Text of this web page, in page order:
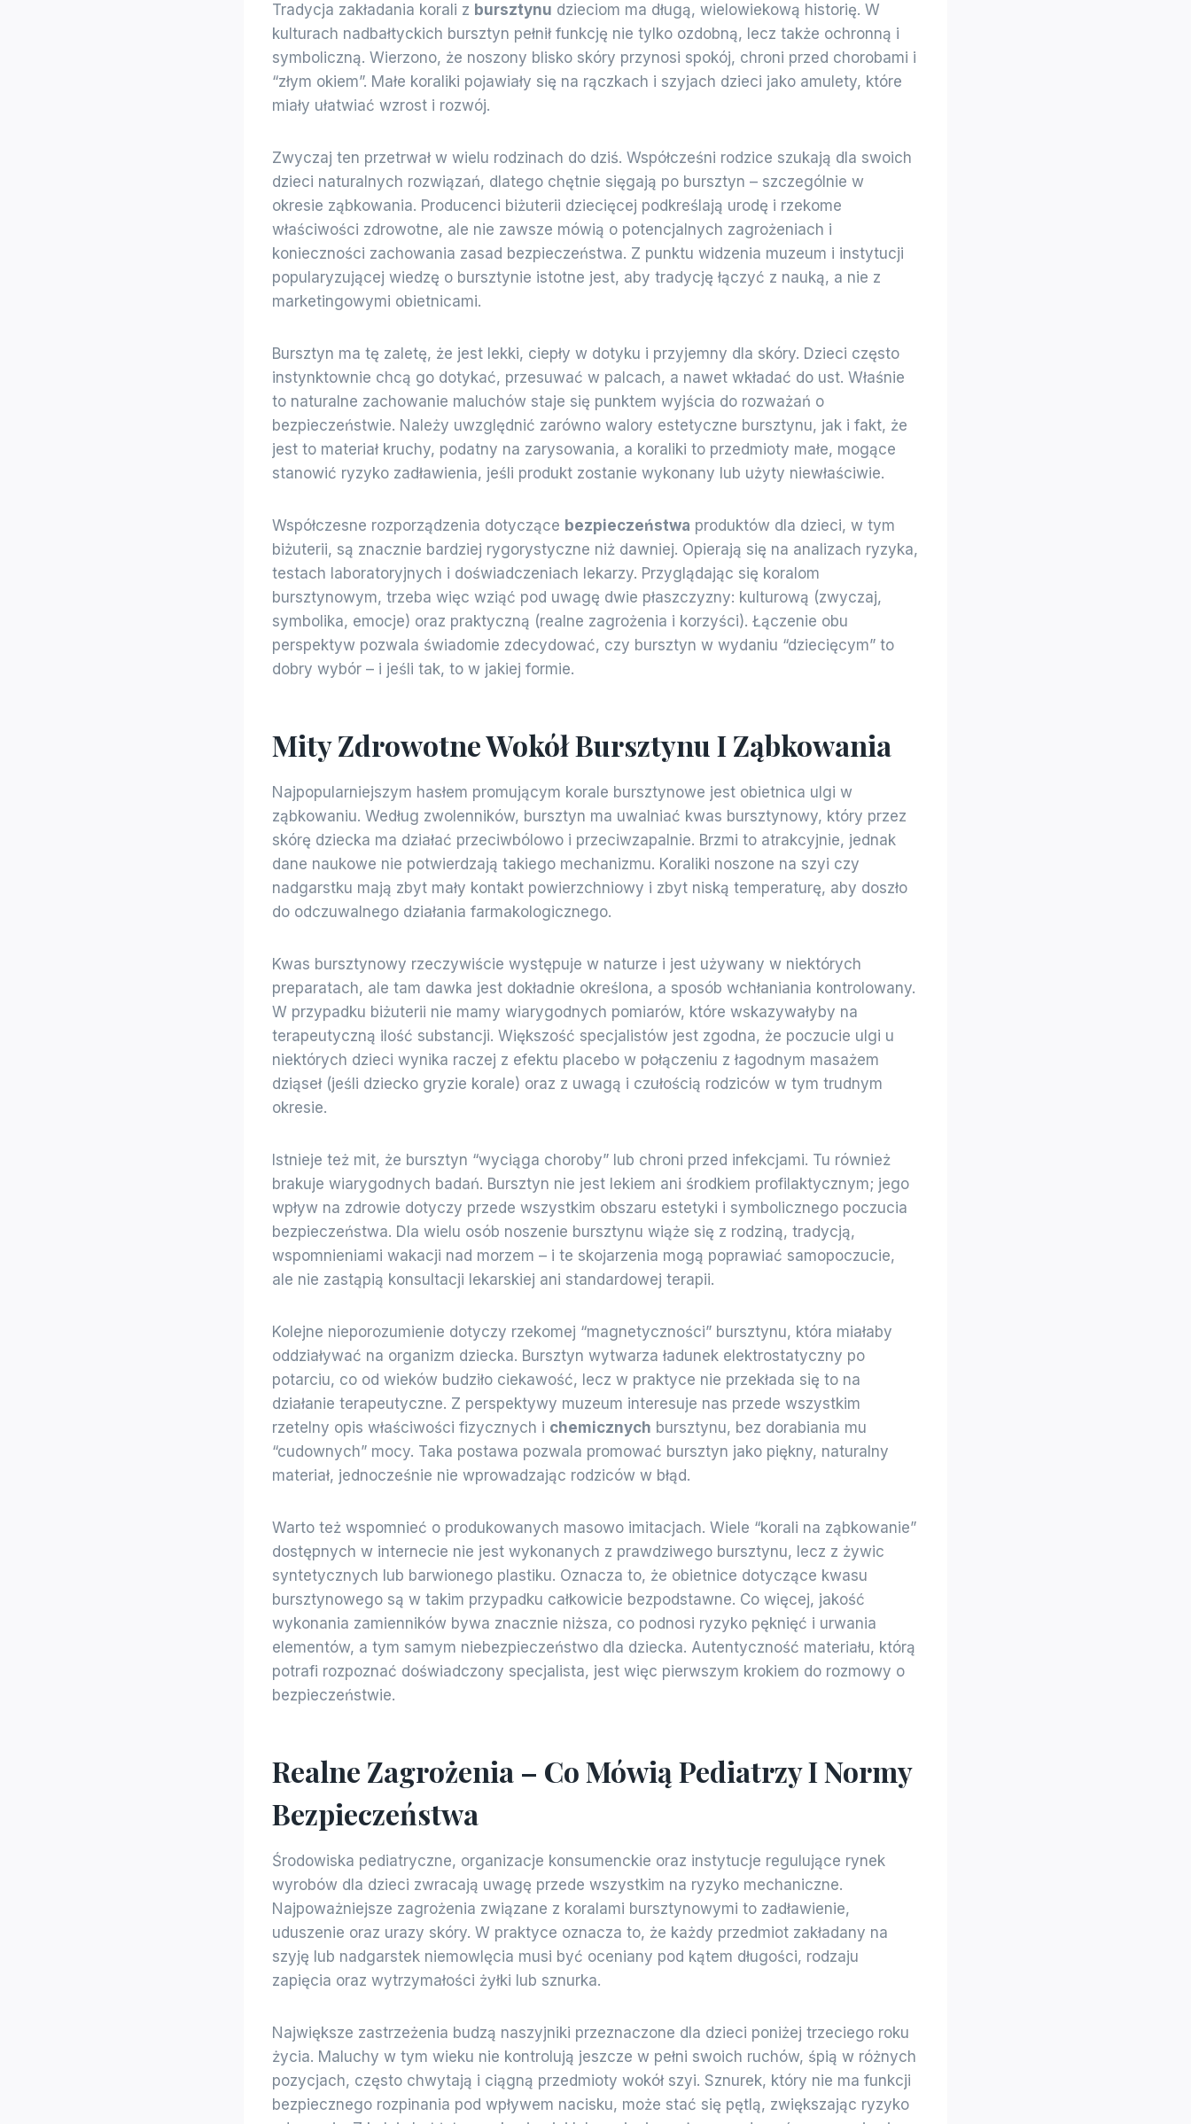
Tradycja zakładania korali z bursztynu dzieciom ma długą, wielowiekową historię. W
kulturach nadbałtyckich bursztyn pełnił funkcję nie tylko ozdobną, lecz także ochronną i
symboliczną. Wierzono, że noszony blisko skóry przynosi spokój, chroni przed chorobami i
“złym okiem”. Małe koraliki pojawiały się na rączkach i szyjach dzieci jako amulety, które
miały ułatwiać wzrost i rozwój.
Zwyczaj ten przetrwał w wielu rodzinach do dziś. Współcześni rodzice szukają dla swoich
dzieci naturalnych rozwiązań, dlatego chętnie sięgają po bursztyn – szczególnie w
okresie ząbkowania. Producenci biżuterii dziecięcej podkreślają urodę i rzekome
właściwości zdrowotne, ale nie zawsze mówią o potencjalnych zagrożeniach i
konieczności zachowania zasad bezpieczeństwa. Z punktu widzenia muzeum i instytucji
popularyzującej wiedzę o bursztynie istotne jest, aby tradycję łączyć z nauką, a nie z
marketingowymi obietnicami.
Bursztyn ma tę zaletę, że jest lekki, ciepły w dotyku i przyjemny dla skóry. Dzieci często
instynktownie chcą go dotykać, przesuwać w palcach, a nawet wkładać do ust. Właśnie
to naturalne zachowanie maluchów staje się punktem wyjścia do rozważań o
bezpieczeństwie. Należy uwzględnić zarówno walory estetyczne bursztynu, jak i fakt, że
jest to materiał kruchy, podatny na zarysowania, a koraliki to przedmioty małe, mogące
stanowić ryzyko zadławienia, jeśli produkt zostanie wykonany lub użyty niewłaściwie.
Współczesne rozporządzenia dotyczące bezpieczeństwa produktów dla dzieci, w tym
biżuterii, są znacznie bardziej rygorystyczne niż dawniej. Opierają się na analizach ryzyka,
testach laboratoryjnych i doświadczeniach lekarzy. Przyglądając się koralom
bursztynowym, trzeba więc wziąć pod uwagę dwie płaszczyzny: kulturową (zwyczaj,
symbolika, emocje) oraz praktyczną (realne zagrożenia i korzyści). Łączenie obu
perspektyw pozwala świadomie zdecydować, czy bursztyn w wydaniu “dziecięcym” to
dobry wybór – i jeśli tak, to w jakiej formie.
Mity Zdrowotne Wokół Bursztynu I Ząbkowania
Najpopularniejszym hasłem promującym korale bursztynowe jest obietnica ulgi w
ząbkowaniu. Według zwolenników, bursztyn ma uwalniać kwas bursztynowy, który przez
skórę dziecka ma działać przeciwbólowo i przeciwzapalnie. Brzmi to atrakcyjnie, jednak
dane naukowe nie potwierdzają takiego mechanizmu. Koraliki noszone na szyi czy
nadgarstku mają zbyt mały kontakt powierzchniowy i zbyt niską temperaturę, aby doszło
do odczuwalnego działania farmakologicznego.
Kwas bursztynowy rzeczywiście występuje w naturze i jest używany w niektórych
preparatach, ale tam dawka jest dokładnie określona, a sposób wchłaniania kontrolowany.
W przypadku biżuterii nie mamy wiarygodnych pomiarów, które wskazywałyby na
terapeutyczną ilość substancji. Większość specjalistów jest zgodna, że poczucie ulgi u
niektórych dzieci wynika raczej z efektu placebo w połączeniu z łagodnym masażem
dziąseł (jeśli dziecko gryzie korale) oraz z uwagą i czułością rodziców w tym trudnym
okresie.
Istnieje też mit, że bursztyn “wyciąga choroby” lub chroni przed infekcjami. Tu również
brakuje wiarygodnych badań. Bursztyn nie jest lekiem ani środkiem profilaktycznym; jego
wpływ na zdrowie dotyczy przede wszystkim obszaru estetyki i symbolicznego poczucia
bezpieczeństwa. Dla wielu osób noszenie bursztynu wiąże się z rodziną, tradycją,
wspomnieniami wakacji nad morzem – i te skojarzenia mogą poprawiać samopoczucie,
ale nie zastąpią konsultacji lekarskiej ani standardowej terapii.
Kolejne nieporozumienie dotyczy rzekomej “magnetyczności” bursztynu, która miałaby
oddziaływać na organizm dziecka. Bursztyn wytwarza ładunek elektrostatyczny po
potarciu, co od wieków budziło ciekawość, lecz w praktyce nie przekłada się to na
działanie terapeutyczne. Z perspektywy muzeum interesuje nas przede wszystkim
rzetelny opis właściwości fizycznych i chemicznych bursztynu, bez dorabiania mu
“cudownych” mocy. Taka postawa pozwala promować bursztyn jako piękny, naturalny
materiał, jednocześnie nie wprowadzając rodziców w błąd.
Warto też wspomnieć o produkowanych masowo imitacjach. Wiele “korali na ząbkowanie”
dostępnych w internecie nie jest wykonanych z prawdziwego bursztynu, lecz z żywic
syntetycznych lub barwionego plastiku. Oznacza to, że obietnice dotyczące kwasu
bursztynowego są w takim przypadku całkowicie bezpodstawne. Co więcej, jakość
wykonania zamienników bywa znacznie niższa, co podnosi ryzyko pęknięć i urwania
elementów, a tym samym niebezpieczeństwo dla dziecka. Autentyczność materiału, którą
potrafi rozpoznać doświadczony specjalista, jest więc pierwszym krokiem do rozmowy o
bezpieczeństwie.
Realne Zagrożenia – Co Mówią Pediatrzy I Normy
Bezpieczeństwa
Środowiska pediatryczne, organizacje konsumenckie oraz instytucje regulujące rynek
wyrobów dla dzieci zwracają uwagę przede wszystkim na ryzyko mechaniczne.
Najpoważniejsze zagrożenia związane z koralami bursztynowymi to zadławienie,
uduszenie oraz urazy skóry. W praktyce oznacza to, że każdy przedmiot zakładany na
szyję lub nadgarstek niemowlęcia musi być oceniany pod kątem długości, rodzaju
zapięcia oraz wytrzymałości żyłki lub sznurka.
Największe zastrzeżenia budzą naszyjniki przeznaczone dla dzieci poniżej trzeciego roku
życia. Maluchy w tym wieku nie kontrolują jeszcze w pełni swoich ruchów, śpią w różnych
pozycjach, często chwytają i ciągną przedmioty wokół szyi. Sznurek, który nie ma funkcji
bezpiecznego rozpinania pod wpływem nacisku, może stać się pętlą, zwiększając ryzyko